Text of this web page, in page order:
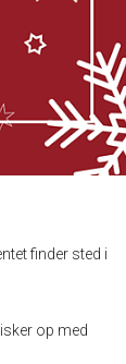
finder sted i
op med